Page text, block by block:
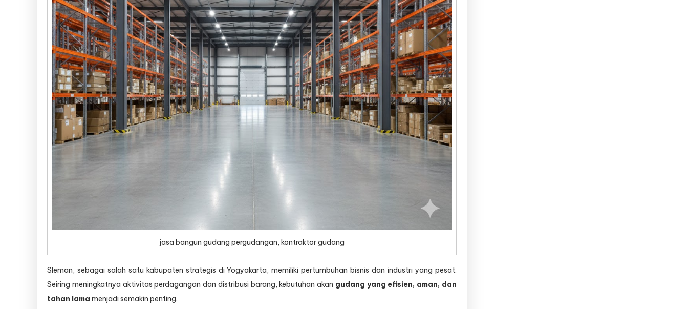
jasa bangun gudang pergudangan, kontraktor gudang
Sleman, sebagai salah satu kabupaten strategis di Yogyakarta, memiliki pertumbuhan bisnis dan industri yang pesat.
Seiring meningkatnya aktivitas perdagangan dan distribusi barang, kebutuhan akan gudang yang efisien, aman, dan
tahan lama menjadi semakin penting.